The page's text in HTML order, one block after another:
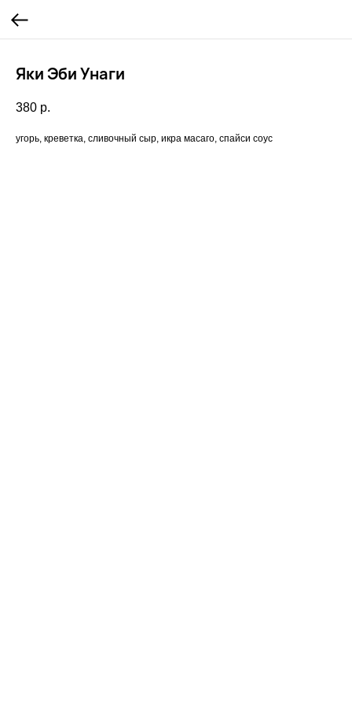
Яки Эби Унаги
380 р.
угорь, креветка, сливочный сыр, икра масаго, спайси соус